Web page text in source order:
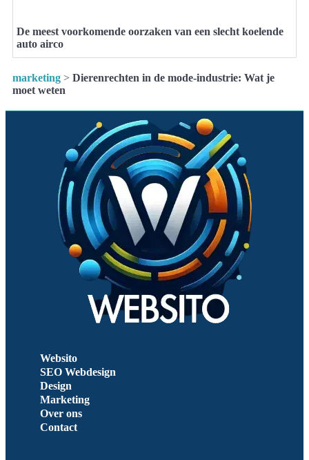
De meest voorkomende oorzaken van een slecht koelende
auto airco
marketing > Dierenrechten in de mode-industrie: Wat je
moet weten
Websito
SEO Webdesign
Design
Marketing
Over ons
Contact